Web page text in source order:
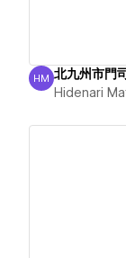
Hidenari
HM
Hidenari